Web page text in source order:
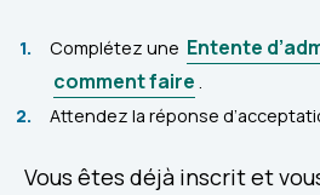
Complétez une Entente
comment faire
Attendez la réponse
Vous êtes déjà inscrit et